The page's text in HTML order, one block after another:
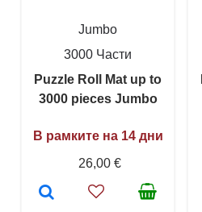
Jumbo
3000 Части
Puzzle Roll Mat up to
3000 pieces Jumbo
В рамките на 14 дни
26,00 €